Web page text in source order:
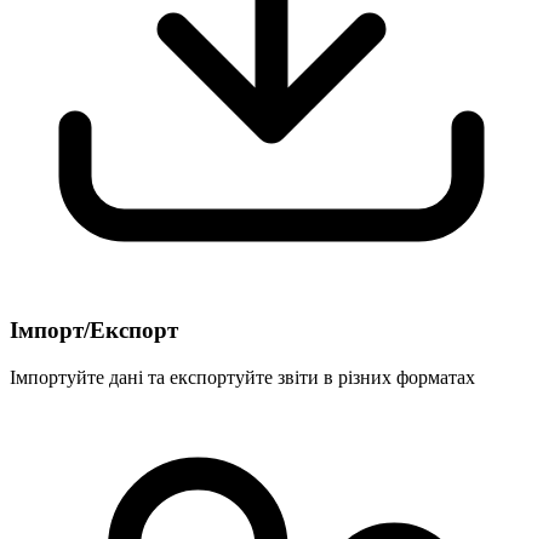
Імпорт/Експорт
Імпортуйте дані та експортуйте звіти в різних форматах